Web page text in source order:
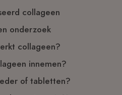
collageen
onderzoek
collageen?
innemen?
of tabletten?